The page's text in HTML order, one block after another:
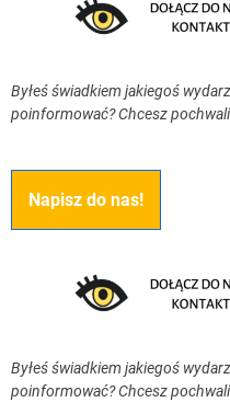
Byłeś świadkiem jakiegoś
poinformować? Chcesz
Napisz do nas!
Byłeś świadkiem jakiegoś
poinformować? Chcesz